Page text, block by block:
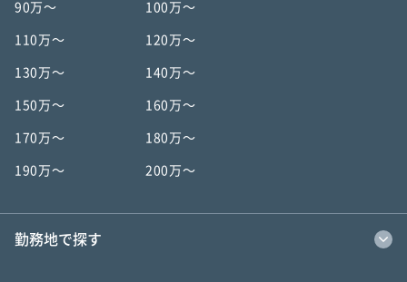
90万〜 100万〜
110万〜 120万〜
130万〜 140万〜
150万〜 160万〜
170万〜 180万〜
190万〜 200万〜
勤務地で探す